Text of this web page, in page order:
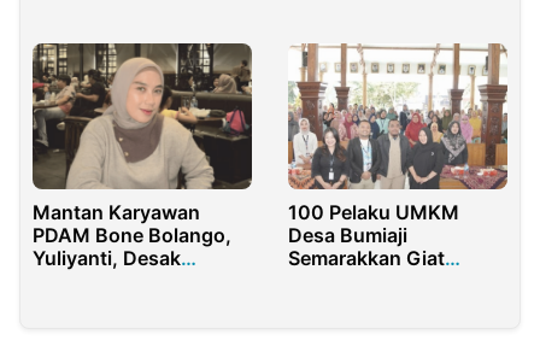
Hari Kerja
Mantan Karyawan
PDAM Bone Bolango,
Yuliyanti, Desak
100 Pelaku UMKM
Desa Bumiaji
Semarakkan Giat